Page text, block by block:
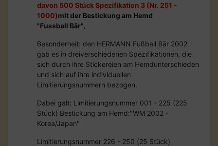
davon 500 Stück Spezifikation 3 (Nr. 251 -
1000)mit der Bestickung am Hemd
"Fussball Bär",
Besonderheit: den HERMANN Fußball Bär 2002
gab es in dreiverschiedenen Spezifikationen, die
sich durch ihre Stickereien am Hemdunterschieden
und sich auf ihre individuellen
Limitierungsnummern bezogen.
Dabei galt: Limitierungsnummer 001 - 225 (225
Stück) Bestickung am Hemd:"WM 2002 -
Korea/Japan"
Limitierungsnummer 226 - 250 (25 Stück)